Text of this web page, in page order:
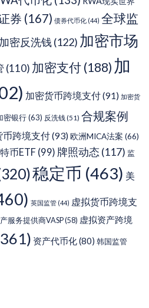
券 (167) 债券代币化 (44) 全球监
加密反洗钱 (122) 加密市场
(110) 加密支付 (188) 加
加密货币跨境支付(91) 加密货
密银行(63) 反洗钱(51) 合规案例
币跨境支付(93)欧洲MICA法案 (66)
币ETF (99) 牌照动态 (117) 监
稳定币 (463) 美
英国监管 (44) 虚拟货币跨境支
服务提供商VASP(58) 虚拟资产跨境
资产代币化(80) 韩国监管